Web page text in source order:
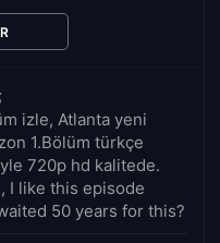
izle, Atlanta yeni
1.Bölüm türkçe
720p hd kalitede.
I like this episode
50 years for this?